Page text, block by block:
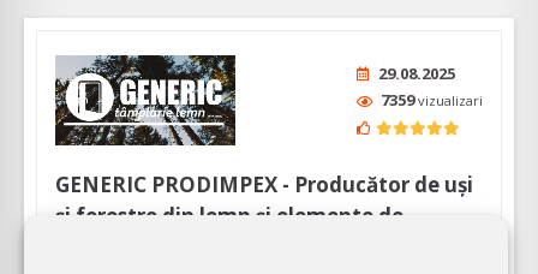
29.08.2025
7359vizualizari
GENERIC PRODIMPEX - Producător de uși
și ferestre din lemn și elemente de